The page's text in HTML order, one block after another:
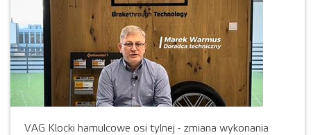
VAG Klocki hamulcowe osi tylnej - zmiana wykonania